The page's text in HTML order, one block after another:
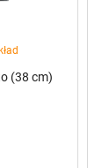
(38 cm)